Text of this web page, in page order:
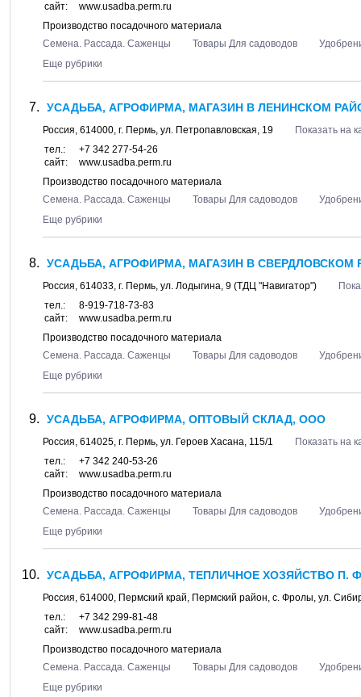
сайт:
www.usadba.perm.ru
Производство посадочного материала
Семена. Рассада. Саженцы
Товары Для садоводов
Еще рубрики
УСАДЬБА, АГРОФИРМА, МАГАЗИН В ЛЕНИНСКОМ
Россия, 614000, г. Пермь, ул. Петропавловская, 19
Показать на
тел.:
+7 342 277-54-26
сайт:
www.usadba.perm.ru
Производство посадочного материала
Семена. Рассада. Саженцы
Товары Для садоводов
Еще рубрики
УСАДЬБА, АГРОФИРМА, МАГАЗИН В СВЕРДЛОВСКОМ
Россия, 614033, г. Пермь, ул. Лодыгина, 9 (ТДЦ "Навигатор")
тел.:
8-919-718-73-83
сайт:
www.usadba.perm.ru
Производство посадочного материала
Семена. Рассада. Саженцы
Товары Для садоводов
Еще рубрики
УСАДЬБА, АГРОФИРМА, ОПТОВЫЙ СКЛАД, ООО
Россия, 614025, г. Пермь, ул. Героев Хасана, 115/1
Показать на
тел.:
+7 342 240-53-26
сайт:
www.usadba.perm.ru
Производство посадочного материала
Семена. Рассада. Саженцы
Товары Для садоводов
Еще рубрики
УСАДЬБА, АГРОФИРМА, ТЕПЛИЧНОЕ ХОЗЯЙСТВО П.
Россия, 614000, Пермский край, Пермский район, с. Фролы, ул.
тел.:
+7 342 299-81-48
сайт:
www.usadba.perm.ru
Производство посадочного материала
Семена. Рассада. Саженцы
Товары Для садоводов
Еще рубрики